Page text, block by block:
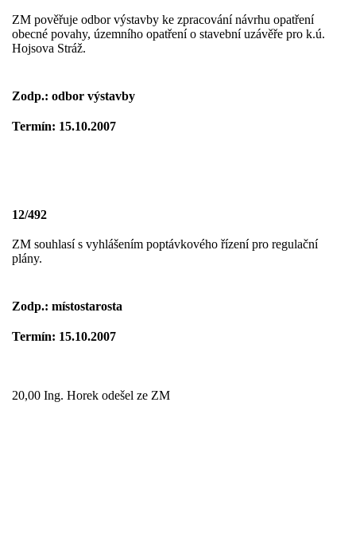
ZM pověřuje odbor výstavby ke zpracování návrhu opatření
obecné povahy, územního opatření o stavební uzávěře pro k.ú.
Hojsova Stráž.
Zodp.: odbor výstavby
Termín: 15.10.2007
12/492
ZM souhlasí s vyhlášením poptávkového řízení pro regulační
plány.
Zodp.: místostarosta
Termín: 15.10.2007
20,00 Ing. Horek odešel ze ZM